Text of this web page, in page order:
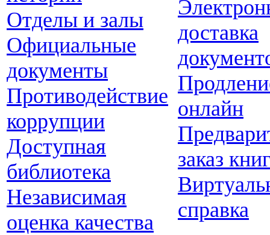
Отделы и залы
Официальные
документы
Противодействие
коррупции
Доступная
библиотека
Независимая
оценка качества
доставка
онлайн
заказ
справка